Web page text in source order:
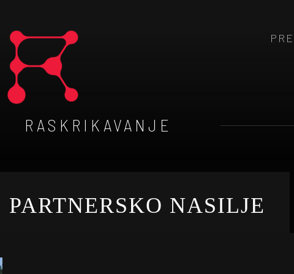
RASKRIKAVANJE
PARTNERSKO NASILJE